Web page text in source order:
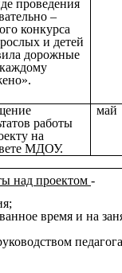
проведения
–
конкурса
и детей
дорожные
работы
на
МДОУ.
май
над проектом -
время и на